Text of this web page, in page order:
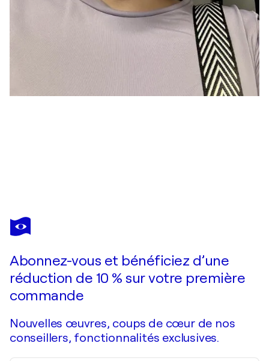
EKATERINA DUTKEVICH
Cherry pie
Abonnez-vous et bénéficiez d’une
réduction de 10 % sur votre première
commande
Nouvelles œuvres, coups de cœur de nos
conseillers, fonctionnalités exclusives.